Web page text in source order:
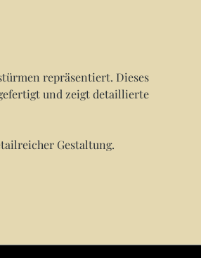
repräsentiert. Dieses
und zeigt detaillierte
Gestaltung.